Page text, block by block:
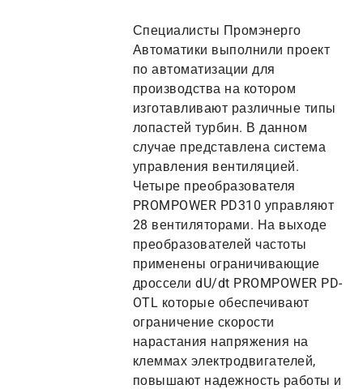
Специалисты Промэнерго
Автоматики выполнили проект
по автоматизации для
производства на котором
изготавливают различные типы
лопастей турбин. В данном
случае представлена система
управления вентиляцией.
Четыре преобразователя
PROMPOWER PD310 управляют
28 вентиляторами. На выходе
преобразователей частоты
применены ограничивающие
дроссели dU/dt PROMPOWER PD-
OTL которые обеспечивают
ограничение скорости
нарастания напряжения на
клеммах электродвигателей,
повышают надежность работы и